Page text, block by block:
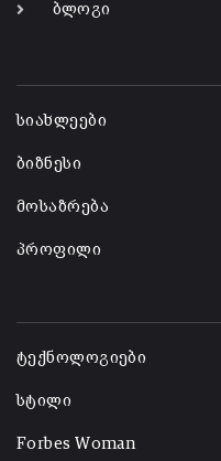
ბლოგი
სიახლეები
ბიზნესი
მოსაზრება
პროფილი
ტექნოლოგიები
სტილი
Forbes Woman